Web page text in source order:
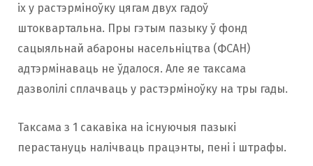
іх у растэрміноўку цягам двух гадоў
штоквартальна. Пры гэтым пазыку ў фонд
сацыяльнай абароны насельніцтва (ФСАН)
адтэрмінаваць не ўдалося. Але яе таксама
дазволілі сплачваць у растэрміноўку на тры гады.
Таксама з 1 сакавіка на існуючыя пазыкі
перастануць налічваць працэнты, пені і штрафы.